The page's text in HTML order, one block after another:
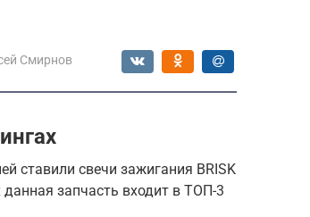
Смирнов
ставили свечи зажигания BRISK
запчасть входит в ТОП-3